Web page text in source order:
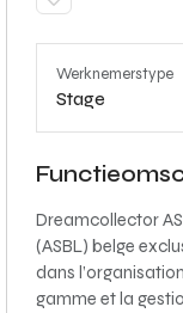
Werknemerstype
Stage
Dreamcollector
(ASBL) belge
dans
gamme et la